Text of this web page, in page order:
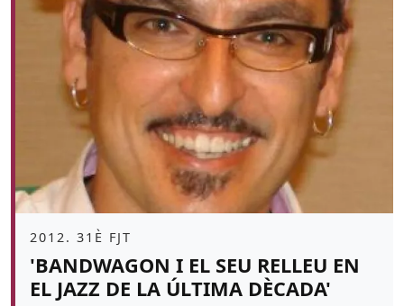
Àmbit
2012. 31È FJT
'BANDWAGON I EL SEU RELLEU EN
EL JAZZ DE LA ÚLTIMA DÈCADA'